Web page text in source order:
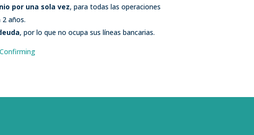
por una sola vez, para todas las operaciones
años.
, por lo que no ocupa sus líneas bancarias.